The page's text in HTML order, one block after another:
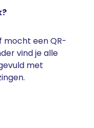
mocht een QR-
vind je alle
met